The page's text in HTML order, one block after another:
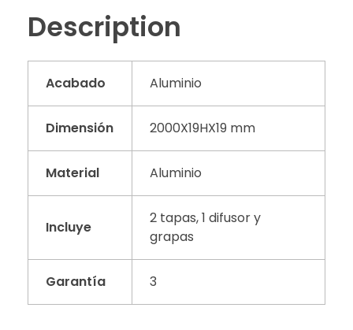
Description
Acabado Aluminio
Dimensión 2000X19HX19 mm
Material Aluminio
Incluye
2 tapas, 1 difusor y
grapas
Garantía 3